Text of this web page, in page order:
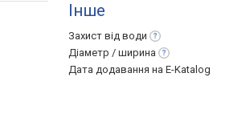
Інше
Захист від води
Діаметр / ширина
Дата додавання на E-Katalog